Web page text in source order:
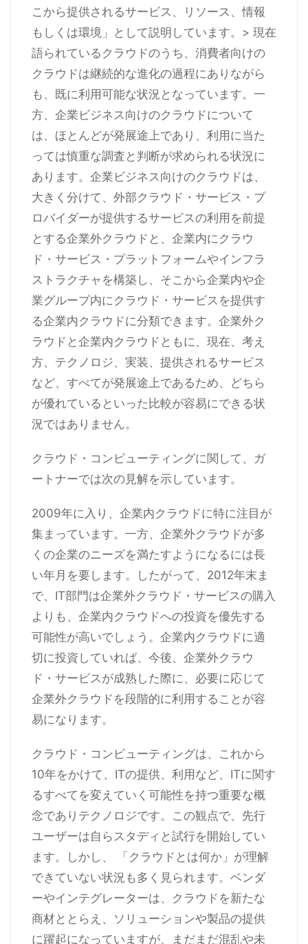
こから提供されるサービス、リソース、情報
もしくは環境」として説明しています。> 現在
語られているクラウドのうち、消費者向けの
クラウドは継続的な進化の過程にありながら
も、既に利用可能な状況となっています。一
方、企業ビジネス向けのクラウドについて
は、ほとんどが発展途上であり、利用に当た
っては慎重な調査と判断が求められる状況に
あります。企業ビジネス向けのクラウドは、
大きく分けて、外部クラウド・サービス・プ
ロバイダーが提供するサービスの利用を前提
とする企業外クラウドと、企業内にクラウ
ド・サービス・プラットフォームやインフラ
ストラクチャを構築し、そこから企業内や企
業グループ内にクラウド・サービスを提供す
る企業内クラウドに分類できます。企業外ク
ラウドと企業内クラウドともに、現在、考え
方、テクノロジ、実装、提供されるサービス
など、すべてが発展途上であるため、どちら
が優れているといった比較が容易にできる状
況ではありません。
クラウド・コンピューティングに関して、ガ
ートナーでは次の見解を示しています。
2009年に入り、企業内クラウドに特に注目が
集まっています。一方、企業外クラウドが多
くの企業のニーズを満たすようになるには長
い年月を要します。したがって、2012年末ま
で、IT部門は企業外クラウド・サービスの購入
よりも、企業内クラウドへの投資を優先する
可能性が高いでしょう。企業内クラウドに適
切に投資していれば、今後、企業外クラウ
ド・サービスが成熟した際に、必要に応じて
企業外クラウドを段階的に利用することが容
易になります。
クラウド・コンピューティングは、これから
10年をかけて、ITの提供、利用など、ITに関す
るすべてを変えていく可能性を持つ重要な概
念でありテクノロジです。この観点で、先行
ユーザーは自らスタディと試行を開始してい
ます。しかし、 「クラウドとは何か」が理解
できていない状況も多く見られます。ベンダ
ーやインテグレーターは、クラウドを新たな
商材ととらえ、ソリューションや製品の提供
に躍起になっていますが、まだまだ混乱や未